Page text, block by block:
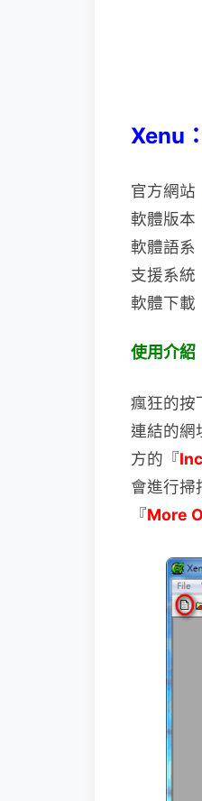
Xenu：
官方網站
軟體版本
軟體語系
支援系
軟體下載
使用介紹
瘋狂的按
連結的網
方的『
會進行掃
『More